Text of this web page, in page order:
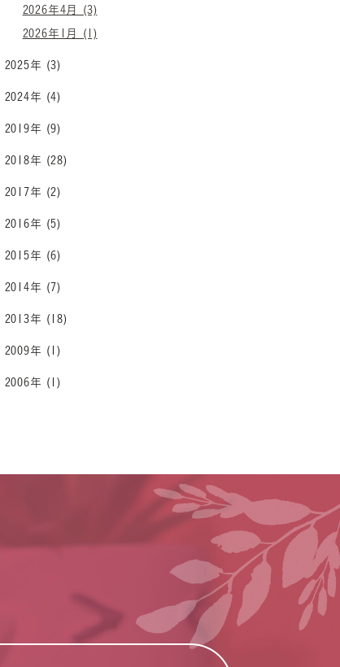
2026年4月 (3)
2026年1月 (1)
2025年 (3)
2024年 (4)
2019年 (9)
2018年 (28)
2017年 (2)
2016年 (5)
2015年 (6)
2014年 (7)
2013年 (18)
2009年 (1)
2006年 (1)